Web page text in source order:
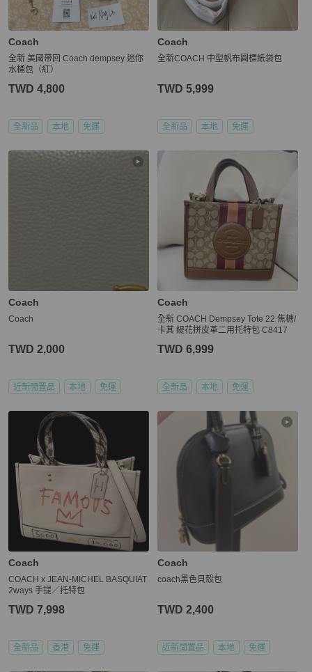
Coach
全新 美國帶回 Coach dempsey 迷你
水桶包（紅）
TWD 4,800
全新品 本地 免運
Coach
全新COACH 中型帆布圓標紙袋包
TWD 5,999
全新品 本地 免運
Coach
Coach
TWD 2,000
近新閒置品 本地 免運
Coach
全新 COACH Dempsey Tote 22 焦糖/
卡其 緹花拼皮革二用托特包 C8417
TWD 6,999
全新品 本地 免運
Coach
COACH x JEAN-MICHEL BASQUIAT
2ways 手提／托特包
TWD 7,998
全新品 香港 免運
Coach
coach黑色貝殼包
TWD 2,400
近新閒置品 本地 免運